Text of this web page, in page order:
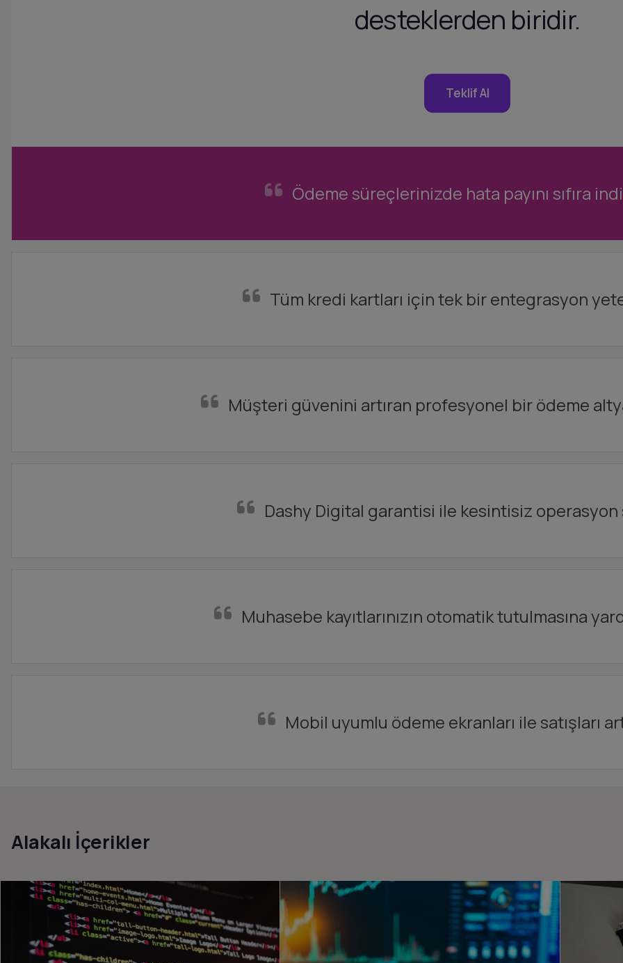
desteklerden biridir.
Teklif Al
Ödeme süreçlerinizde hata payını sıfıra
Tüm kredi kartları için tek bir entegrasyon
Müşteri güvenini artıran profesyonel bir ödeme
Dashy Digital garantisi ile kesintisiz operasyon
Muhasebe kayıtlarınızın otomatik tutulmasına
Mobil uyumlu ödeme ekranları ile satışları
Alakalı İçerikler